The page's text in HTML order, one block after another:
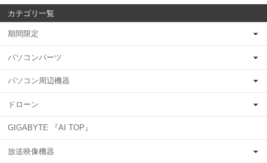
カテゴリ一覧
期間限定
パソコンパーツ
パソコン周辺機器
ドローン
GIGABYTE 『AI TOP』
放送映像機器